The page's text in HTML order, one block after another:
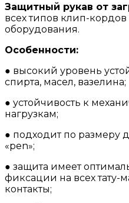
Защитный рукав от
всех типов клип-
оборудования.
Особенности:
● высокий уровень
спирта, масел, вазелина;
● устойчивость к
нагрузкам;
● подходит по размеру
«pen»;
● защита имеет
фиксации на всех
контакты;